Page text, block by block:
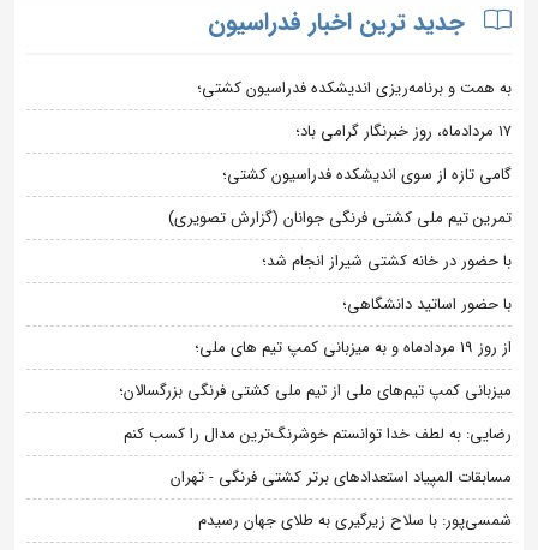
جدید ترین اخبار فدراسیون
به همت و برنامه‌ریزی اندیشکده فدراسیون کشتی؛
۱۷ مردادماه، روز خبرنگار گرامی باد؛
گامی تازه از سوی اندیشکده فدراسیون کشتی؛
تمرین تیم ملی کشتی فرنگی جوانان (گزارش تصویری)
با حضور در خانه کشتی شیراز انجام شد؛
با حضور اساتید دانشگاهی؛
از روز 19 مردادماه و به میزبانی کمپ تیم های ملی؛
میزبانی کمپ تیم‌های ملی از تیم ملی کشتی فرنگی بزرگسالان؛
رضایی: به لطف خدا توانستم خوشرنگ‌ترین مدال را کسب کنم
مسابقات المپیاد استعدادهای برتر کشتی فرنگی - تهران
شمسی‌پور: با سلاح زیرگیری به طلای جهان رسیدم